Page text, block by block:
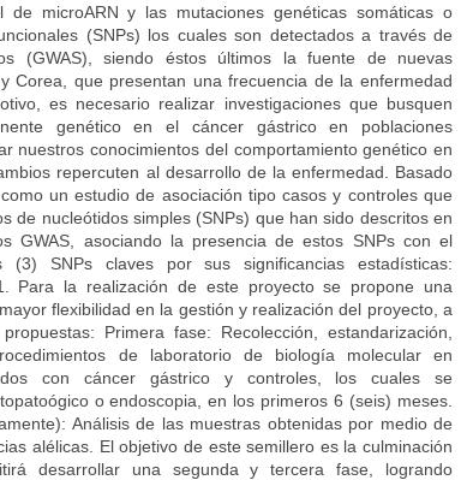
de microARN y las mutaciones genéticas somáticas o
(SNPs) los cuales son detectados a través de
(GWAS), siendo éstos últimos la fuente de nuevas
Corea, que presentan una frecuencia de la enfermedad
es necesario realizar investigaciones que busquen
genético en el cáncer gástrico en poblaciones
nuestros conocimientos del comportamiento genético en
repercuten al desarrollo de la enfermedad. Basado
un estudio de asociación tipo casos y controles que
de nucleótidos simples (SNPs) que han sido descritos en
GWAS, asociando la presencia de estos SNPs con el
(3) SNPs claves por sus significancias estadísticas:
Para la realización de este proyecto se propone una
flexibilidad en la gestión y realización del proyecto, a
Primera fase: Recolección, estandarización,
de laboratorio de biología molecular en
con cáncer gástrico y controles, los cuales se
o endoscopia, en los primeros 6 (seis) meses.
Análisis de las muestras obtenidas por medio de
alélicas. El objetivo de este semillero es la culminación
desarrollar una segunda y tercera fase, logrando